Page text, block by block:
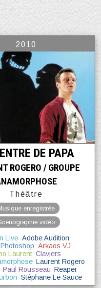
2010
DE PAPA
ROGERO / GROUPE
Théâtre
enregistrée
vidéo
Live Adobe Audition
Arkaos VJ
Laurent Claviers
Laurent Rogero
Paul Rousseau Reaper
Stéphane Le Sauce